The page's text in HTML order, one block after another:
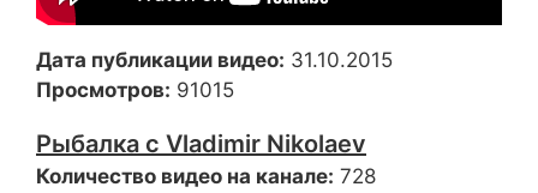
Дата публикации видео: 31.10.2015
Просмотров: 91015
Рыбалка с Vladimir Nikolaev
Количество видео на канале: 728